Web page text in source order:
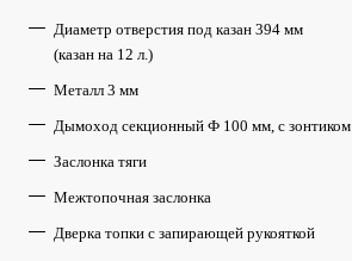
Диаметр отверстия под казан 394 мм
(казан на 12 л.)
Металл 3 мм
Дымоход секционный Ф 100 мм, с зонтиком
Заслонка тяги
Межтопочная заслонка
Дверка топки с запирающей рукояткой